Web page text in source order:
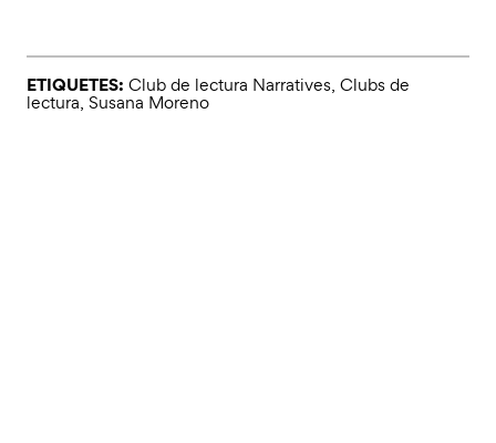
ETIQUETES: Club de lectura Narratives, Clubs de
lectura, Susana Moreno